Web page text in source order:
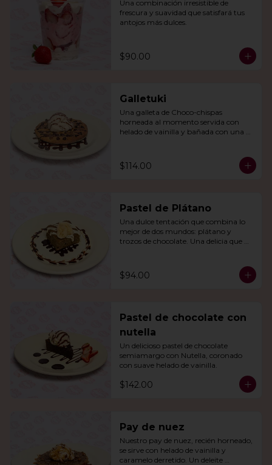
Una combinación irresistible de
frescura y suavidad que satisfará tus
antojos más dulces.
$90.00
Galletuki
Una galleta de Choco-chispas
horneada al momento servida con
helado de vainilla y bañada con una
$114.00
Pastel de Plátano
Una dulce tentación que combina lo
mejor de dos mundos: plátano y
trozos de chocolate. Una delicia que
$94.00
Pastel de chocolate con
nutella
Un delicioso pastel de chocolate
semiamargo con Nutella, coronado
con suave helado de vainilla.
$142.00
Pay de nuez
Nuestro pay de nuez, recién horneado,
se sirve con helado de vainilla y
caramelo derretido. Un deleite